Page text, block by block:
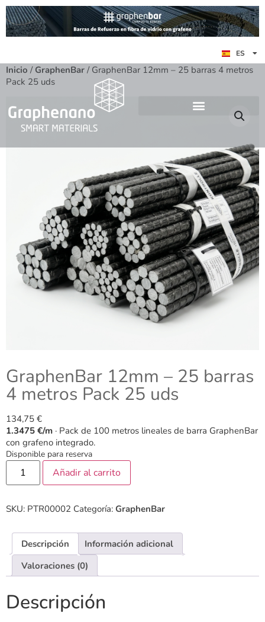
ES
EN
DE
Inicio / GraphenBar / GraphenBar 12mm – 25 barras 4 metros
Pack 25 uds
GraphenBar 12mm – 25 barras
4 metros Pack 25 uds
134,75 €
1.3475 €/m · Pack de 100 metros lineales de barra GraphenBar
con grafeno integrado.
Disponible para reserva
Añadir al carrito
SKU: PTR00002 Categoría: GraphenBar
Descripción
Información adicional
Valoraciones (0)
Descripción